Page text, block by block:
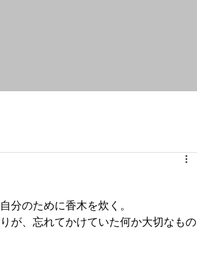
分のために香木を炊く。
が、忘れてかけていた何か大切なもの